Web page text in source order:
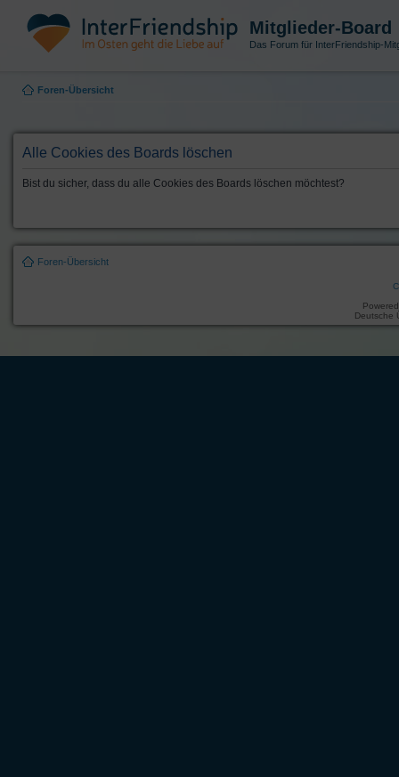
Mitglieder-Board
Das Forum für InterFriendship-
Foren-Übersicht
Alle Cookies des Boards löschen
Bist du sicher, dass du alle Cookies des Boards löschen möchtest?
Foren-Übersicht
Deutsche